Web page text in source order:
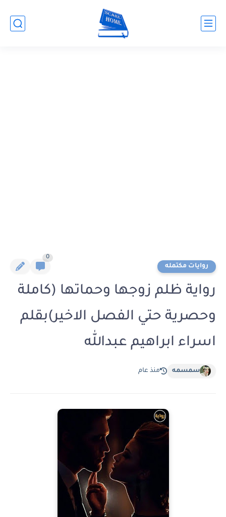
روايات مكتمله
0
رواية ظلم زوجها وحماتها (كاملة
وحصرية حتي الفصل الاخير)بقلم
اسراء ابراهيم عبدالله
سمسمه منذ عام